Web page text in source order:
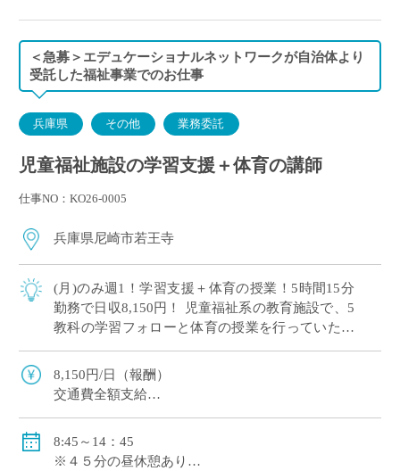
＜急募＞エデュケーショナルネットワークが自治体より
受託した福祉事業でのお仕事
兵庫県 その他 業務委託
児童福祉施設の学習支援＋体育の講師
仕事NO：KO26-0005
兵庫県尼崎市若王寺
(月)のみ週1！学習支援＋体育の授業！5時間15分
勤務で日収8,150円！ 児童福祉系の教育施設で、5
教科の学習フォローと体育の授業を行っていただ
中学生・高校生です。メインは […]
8,150円/日（報酬）
交通費全額支給
8:45～14：45
※４５分の昼休憩あり